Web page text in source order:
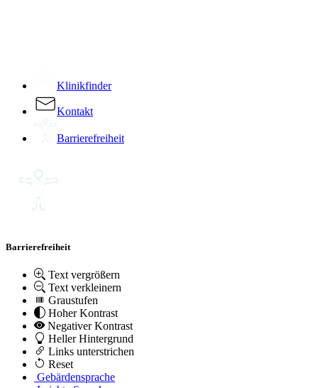
Klinikfinder
Kontakt
Barrierefreiheit
Barrierefreiheit
Text vergrößern
Text verkleinern
Graustufen
Hoher Kontrast
Negativer Kontrast
Heller Hintergrund
Links unterstrichen
Reset
Gebärdensprache